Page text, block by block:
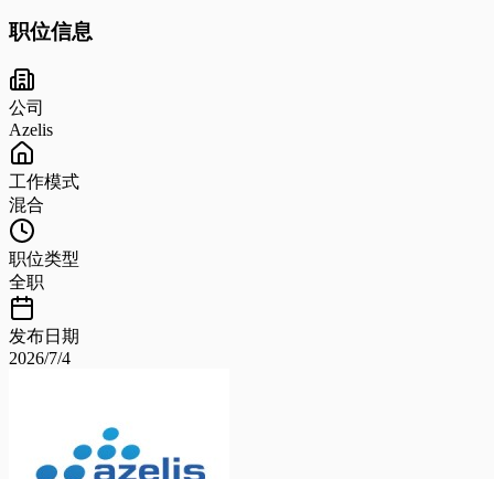
职位信息
公司
Azelis
工作模式
混合
职位类型
全职
发布日期
2026/7/4